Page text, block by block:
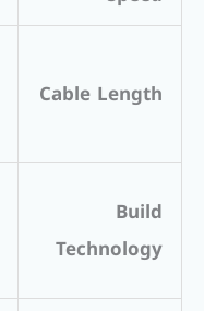
Cable Length
Build
Technology